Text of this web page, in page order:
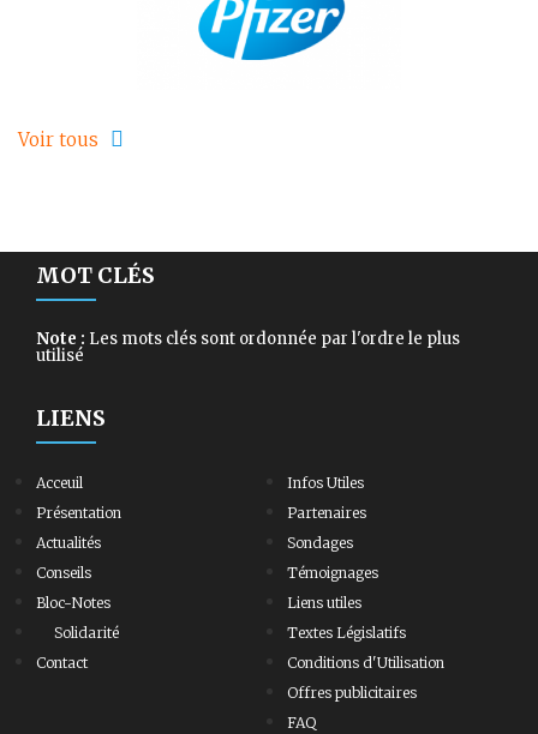
Voir tous
MOT CLÉS
Note : Les mots clés sont ordonnée par l'ordre le plus
utilisé
LIENS
Acceuil
Présentation
Actualités
Conseils
Bloc-Notes
Solidarité
Contact
Infos Utiles
Partenaires
Sondages
Témoignages
Liens utiles
Textes Législatifs
Conditions d'Utilisation
Offres publicitaires
FAQ